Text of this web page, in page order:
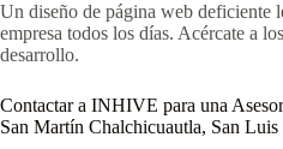
Un diseño de página web deficiente
empresa todos los días. Acércate a
desarrollo.
Contactar a INHIVE para una
San Martín Chalchicuautla, San Luis